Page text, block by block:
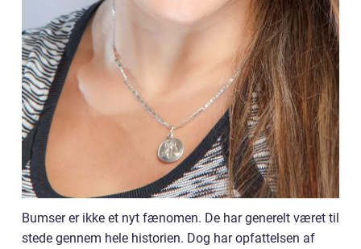
Bumser er ikke et nyt fænomen. De har generelt været til
stede gennem hele historien. Dog har opfattelsen af